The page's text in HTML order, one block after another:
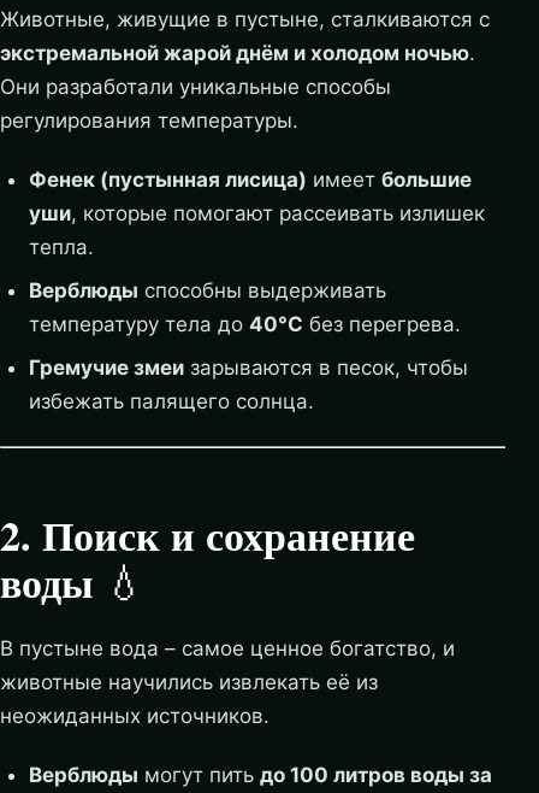
Животные, живущие в пустыне, сталкиваются с
экстремальной жарой днём и холодом ночью.
Они разработали уникальные способы
регулирования температуры.
Фенек (пустынная лисица) имеет большие
уши, которые помогают рассеивать излишек
тепла.
Верблюды способны выдерживать
температуру тела до 40°C без перегрева.
Гремучие змеизарываются в песок, чтобы
избежать палящего солнца.
2. Поиск и сохранение
воды 💧
В пустыне вода – самое ценное богатство, и
животные научились извлекать её из
неожиданных источников.
Верблюды могут пить до 100 литров воды за